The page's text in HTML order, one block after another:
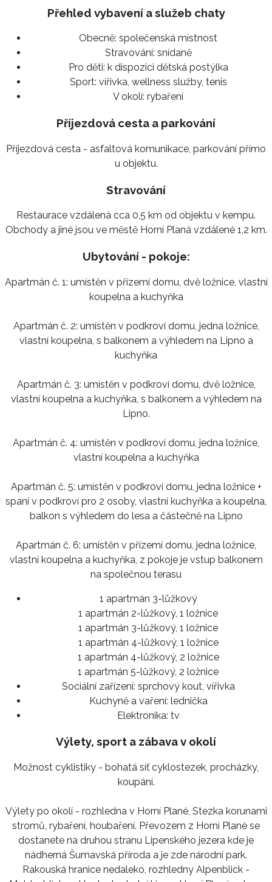
Přehled vybavení a služeb chaty
Obecně: společenská místnost
Stravování: snídaně
Pro děti: k dispozici dětská postýlka
Sport: vířivka, wellness služby, tenis
V okolí: rybaření
Příjezdová cesta a parkování
Příjezdová cesta - asfaltová komunikace, parkování přímo
u objektu.
Stravování
Restaurace vzdálená cca 0,5 km od objektu v kempu.
Obchody a jiné jsou ve městě Horní Planá vzdálené 1,2 km.
Ubytování - pokoje:
Apartmán č. 1: umístěn v přízemí domu, dvě ložnice, vlastní
koupelna a kuchyňka
Apartmán č. 2: umístěn v podkroví domu, jedna ložnice,
vlastní koupelna, s balkonem a výhledem na Lipno a
kuchyňka
Apartmán č. 3: umístěn v podkroví domu, dvě ložnice,
vlastní koupelna a kuchyňka, s balkonem a výhledem na
Lipno.
Apartmán č. 4: umístěn v podkroví domu, jedna ložnice,
vlastní koupelna a kuchyňka
Apartmán č. 5: umístěn v podkroví domu, jedna ložnice +
spaní v podkroví pro 2 osoby, vlastní kuchyňka a koupelna,
balkon s výhledem do lesa a částečně na Lipno
Apartmán č. 6: umístěn v přízemí domu, jedna ložnice,
vlastní koupelna a kuchyňka, z pokoje je vstup balkonem
na společnou terasu
1 apartmán 3-lůžkový
1 apartmán 2-lůžkový, 1 ložnice
1 apartmán 3-lůžkový, 1 ložnice
1 apartmán 4-lůžkový, 1 ložnice
1 apartmán 4-lůžkový, 2 ložnice
1 apartmán 5-lůžkový, 2 ložnice
Sociální zařízení: sprchový kout, vířivka
Kuchyně a vaření: lednička
Elektronika: tv
Výlety, sport a zábava v okolí
Možnost cyklistiky - bohatá síť cyklostezek, procházky,
koupání.
Výlety po okolí - rozhledna v Horní Plané, Stezka korunami
stromů, rybaření, houbaření. Převozem z Horní Plané se
dostanete na druhou stranu Lipenského jezera kde je
nádherná Šumavská příroda a je zde národní park.
Rakouská hranice nedaleko, rozhledny Alpenblick -